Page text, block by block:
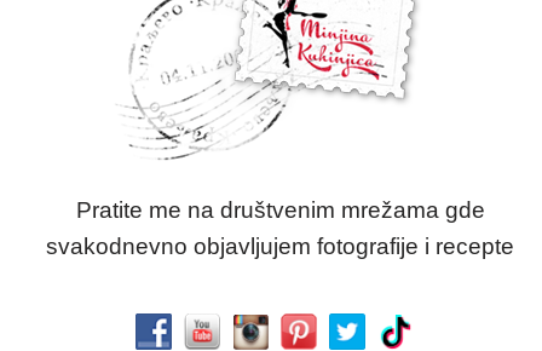
Pratite me na društvenim mrežama gde
svakodnevno objavljujem fotografije i recepte